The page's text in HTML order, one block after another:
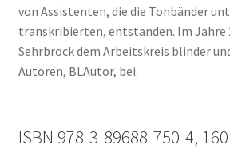
von Assistenten, die die Tonbänder
transkribierten, entstanden. Im Jahre
Sehrbrock dem Arbeitskreis blinder
Autoren, BLAutor, bei.
ISBN 978-3-89688-750-4,